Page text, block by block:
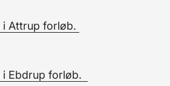
i Attrup forløb.
Ebdrup forløb.